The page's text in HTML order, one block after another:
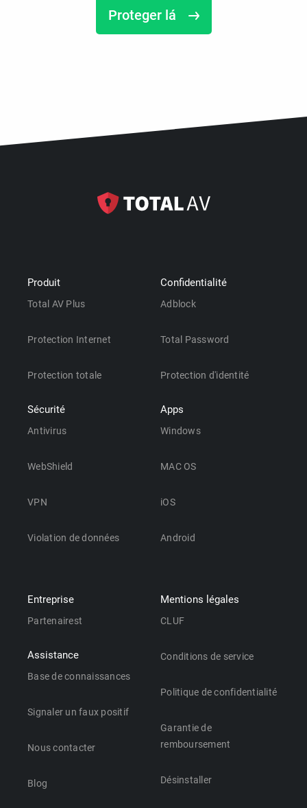
Proteger lá
Produit
Total AV Plus
Protection Internet
Protection totale
Sécurité
Antivirus
WebShield
VPN
Violation de données
Confidentialité
Adblock
Total Password
Protection d'identité
Apps
Windows
MAC OS
iOS
Android
Entreprise
Partenairest
Assistance
Base de connaissances
Signaler un faux positif
Nous contacter
Blog
Mentions légales
CLUF
Conditions de service
Politique de confidentialité
Garantie de
remboursement
Désinstaller